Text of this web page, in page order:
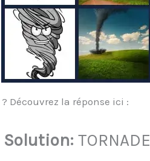
Découvrez la réponse ici :
Solution: TORNADE